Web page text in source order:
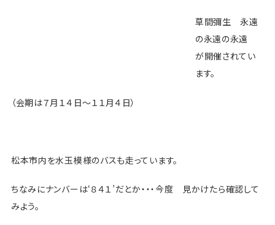
草間彌生 永遠
の永遠の永遠
が開催されてい
ます。
（会期は７月１４日～１１月４日）
松本市内を水玉模様のバスも走っています。
ちなみにナンバーは‘８４１’だとか・・・今度 見かけたら確認して
みよう。